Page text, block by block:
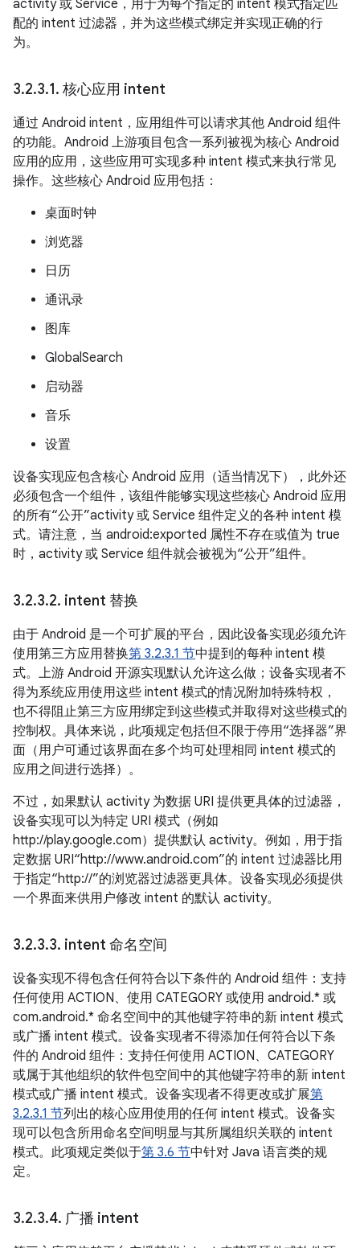
activity 或 Service，用于为每个指定的 intent 模式指定匹
配的 intent 过滤器，并为这些模式绑定并实现正确的行
为。
3.2.3.1. 核心应用 intent
通过 Android intent，应用组件可以请求其他 Android 组件
的功能。Android 上游项目包含一系列被视为核心 Android
应用的应用，这些应用可实现多种 intent 模式来执行常见
操作。这些核心 Android 应用包括：
桌面时钟
浏览器
日历
通讯录
图库
GlobalSearch
启动器
音乐
设置
设备实现应包含核心 Android 应用（适当情况下），此外还
必须包含一个组件，该组件能够实现这些核心 Android 应用
的所有“公开”activity 或 Service 组件定义的各种 intent 模
式。请注意，当 android:exported 属性不存在或值为 true
时，activity 或 Service 组件就会被视为“公开”组件。
3.2.3.2. intent 替换
由于 Android 是一个可扩展的平台，因此设备实现必须允许
使用第三方应用替换第 3.2.3.1 节中提到的每种 intent 模
式。上游 Android 开源实现默认允许这么做；设备实现者不
得为系统应用使用这些 intent 模式的情况附加特殊特权，
也不得阻止第三方应用绑定到这些模式并取得对这些模式的
控制权。具体来说，此项规定包括但不限于停用“选择器”界
面（用户可通过该界面在多个均可处理相同 intent 模式的
应用之间进行选择）。
不过，如果默认 activity 为数据 URI 提供更具体的过滤器，
设备实现可以为特定 URI 模式（例如
http://play.google.com）提供默认 activity。例如，用于指
定数据 URI“http://www.android.com”的 intent 过滤器比用
于指定“http://”的浏览器过滤器更具体。设备实现必须提供
一个界面来供用户修改 intent 的默认 activity。
3.2.3.3. intent 命名空间
设备实现不得包含任何符合以下条件的 Android 组件：支持
任何使用 ACTION、使用 CATEGORY 或使用 android.* 或
com.android.* 命名空间中的其他键字符串的新 intent 模式
或广播 intent 模式。设备实现者不得添加任何符合以下条
件的 Android 组件：支持任何使用 ACTION、CATEGORY
或属于其他组织的软件包空间中的其他键字符串的新 intent
模式或广播 intent 模式。设备实现者不得更改或扩展第
3.2.3.1 节列出的核心应用使用的任何 intent 模式。设备实
现可以包含所用命名空间明显与其所属组织关联的 intent
模式。此项规定类似于第 3.6 节中针对 Java 语言类的规
定。
3.2.3.4. 广播 intent